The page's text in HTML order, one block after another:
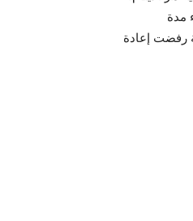
مدة
رفضت إعادة